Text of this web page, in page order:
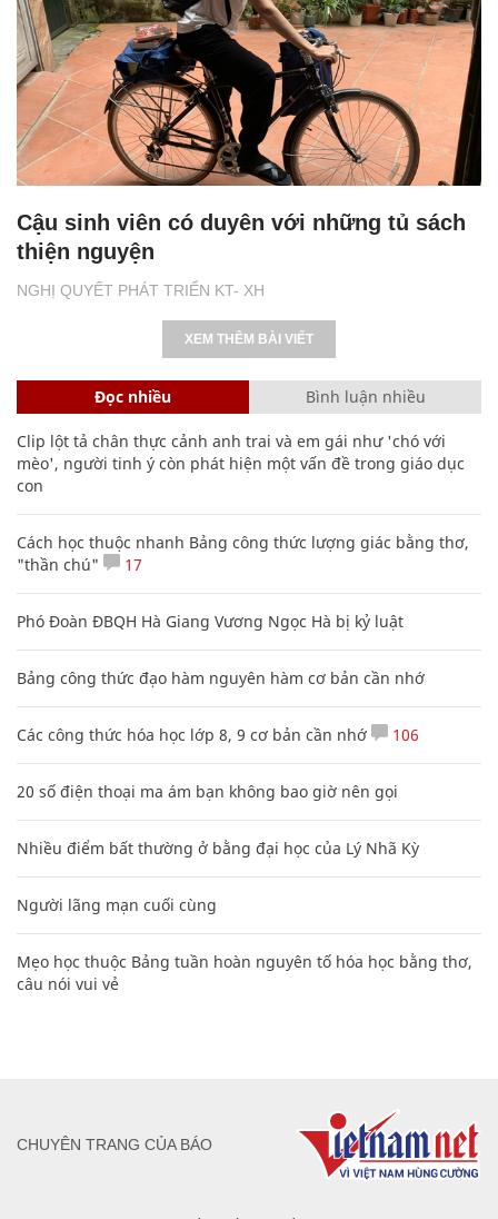
NGHỊ QUYẾT PHÁT TRIỂN KT- XH
Cậu sinh viên có duyên với những tủ sách
thiện nguyện
XEM THÊM BÀI VIẾT
Đọc nhiều Bình luận nhiều
Clip lột tả chân thực cảnh anh trai và em gái như 'chó với
mèo', người tinh ý còn phát hiện một vấn đề trong giáo dục
con
Cách học thuộc nhanh Bảng công thức lượng giác bằng thơ,
"thần chú"
17
Phó Đoàn ĐBQH Hà Giang Vương Ngọc Hà bị kỷ luật
Bảng công thức đạo hàm nguyên hàm cơ bản cần nhớ
Các công thức hóa học lớp 8, 9 cơ bản cần nhớ 106
20 số điện thoại ma ám bạn không bao giờ nên gọi
Nhiều điểm bất thường ở bằng đại học của Lý Nhã Kỳ
Người lãng mạn cuối cùng
Mẹo học thuộc Bảng tuần hoàn nguyên tố hóa học bằng thơ,
câu nói vui vẻ
CHUYÊN TRANG CỦA BÁO